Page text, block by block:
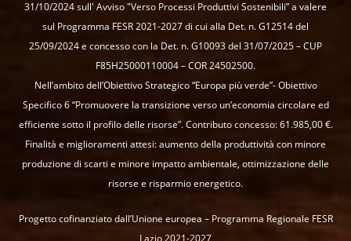
31/10/2024 sull' Avviso "Verso Processi Produttivi Sostenibili” a valere
sul Programma FESR 2021-2027 di cui alla Det. n. G12514 del
25/09/2024 e concesso con la Det. n. G10093 del 31/07/2025 – CUP
F85H25000110004 – COR 24502500.
Nell’ambito dell’Obiettivo Strategico “Europa più verde”- Obiettivo
Specifico 6 “Promuovere la transizione verso un’economia circolare ed
efficiente sotto il profilo delle risorse”. Contributo concesso: 61.985,00 €.
Finalità e miglioramenti attesi: aumento della produttività con minore
produzione di scarti e minore impatto ambientale, ottimizzazione delle
risorse e risparmio energetico.
Progetto cofinanziato dall’Unione europea – Programma Regionale FESR
Lazio 2021-2027